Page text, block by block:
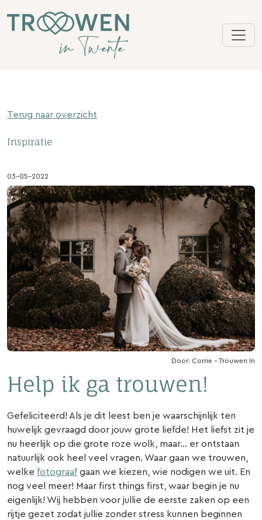
Terug naar overzicht
Inspiratie
03-05-2022
Door: Corrie - Trouwen In
Help ik ga trouwen!
Gefeliciteerd! Als je dit leest ben je waarschijnlijk ten
huwelijk gevraagd door jouw grote liefde! Het liefst zit je
nu heerlijk op die grote roze wolk, maar… er ontstaan
natuurlijk ook heel veel vragen. Waar gaan we trouwen,
welke fotograaf gaan we kiezen, wie nodigen we uit. En
nog veel meer! Maar first things first, waar begin je nu
eigenlijk! Wij hebben voor jullie de eerste zaken op een
rijtje gezet zodat jullie zonder stress kunnen beginnen